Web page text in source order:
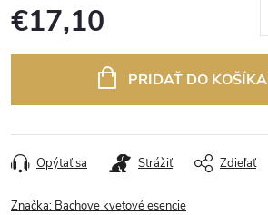
€17,10
PRIDAŤ DO KOŠÍKA
Opýtať sa Strážiť Zdieľať
Značka: Bachove kvetové esencie